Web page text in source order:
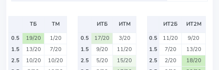
ТБ
ТМ
0.5
19/20
1/20
1.5
13/20
7/20
2.5
10/20
10/20
ИТБ
ИТМ
0.5
17/20
3/20
1.5
9/20
11/20
2.5
5/20
15/20
ИТ2Б
ИТ2М
0.5
11/20
9/20
1.5
7/20
13/20
2.5
2/20
18/20